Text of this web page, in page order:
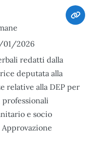
01/2026
redatti dalla
deputata alla
relative alla DEP per
e socio